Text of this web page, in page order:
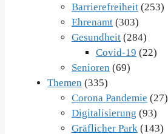
Barrierefreiheit (253)
Ehrenamt (303)
Gesundheit (284)
Covid-19 (22)
Senioren (69)
Themen (335)
Corona Pandemie (27)
Digitalisierung (93)
Gräflicher Park (143)